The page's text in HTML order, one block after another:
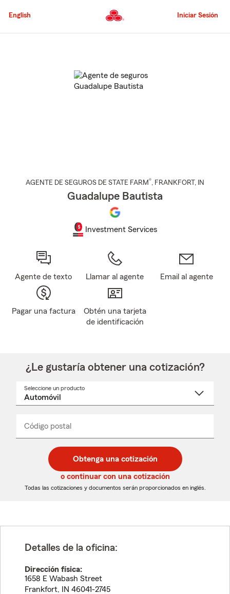
al
principal
English Iniciar Sesión
AGENTE DE SEGUROS DE STATE FARM®, FRANKFORT , IN
Guadalupe Bautista
Investment Services
Agente de texto Llamar al agente Email al agente
Pagar una factura
Obtén una tarjeta
de identificación
¿Le gustaría obtener una cotización?
Seleccione un producto
desplegable
Código postal
de
5
dígitos
de
5
dígitos
_____
Obtenga una cotización
o continuar con una cotización
Todas las cotizaciones y documentos serán proporcionados en inglés.
Detalles de la oficina:
Dirección física:
1658 E Wabash Street
Frankfort, IN 46041-2745